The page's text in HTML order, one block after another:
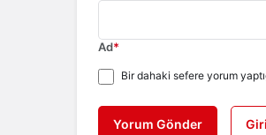
Ad*
Bir dahaki sefere yorum
Yorum Gönder